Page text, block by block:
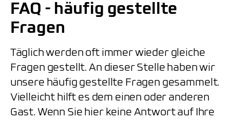
FAQ - häufig gestellte
Fragen
Täglich werden oft immer wieder gleiche
Fragen gestellt. An dieser Stelle haben wir
unsere häufig gestellte Fragen gesammelt.
Vielleicht hilft es dem einen oder anderen
Gast. Wenn Sie hier keine Antwort auf Ihre